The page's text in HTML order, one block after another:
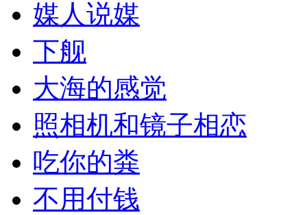
媒人说媒
下舰
大海的感觉
照相机和镜子相恋
吃你的粪
不用付钱